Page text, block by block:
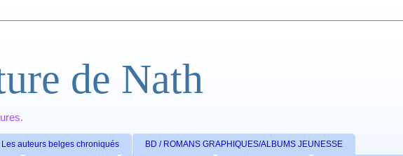
de Nath
Les auteurs belges chroniqués BD / ROMANS GRAPHIQUES/ALBUMS JEUNESSE